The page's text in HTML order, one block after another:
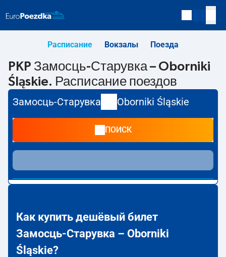
Расписание Вокзалы Поезда
PKP Замосць-Старувка – Oborniki
Śląskie. Расписание поездов
Замосць-Старувка Oborniki Śląskie
ПОИСК
Как купить дешёвый билет
Замосць-Старувка – Oborniki
Śląskie?